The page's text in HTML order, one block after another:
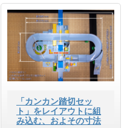
「カンカン踏切セッ
ト」をレイアウトに組
み込む、およその寸法